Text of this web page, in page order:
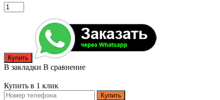
В закладки В сравнение
Купить в 1 клик
Купить